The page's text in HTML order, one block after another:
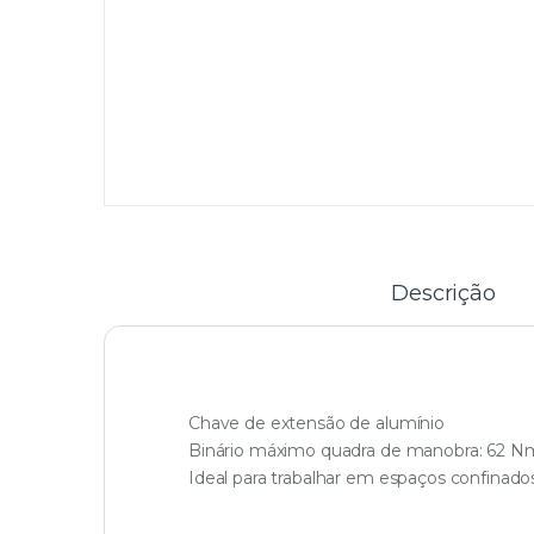
Descrição
Chave de extensão de alumínio
Binário máximo quadra de manobra: 62
Ideal para trabalhar em espaços